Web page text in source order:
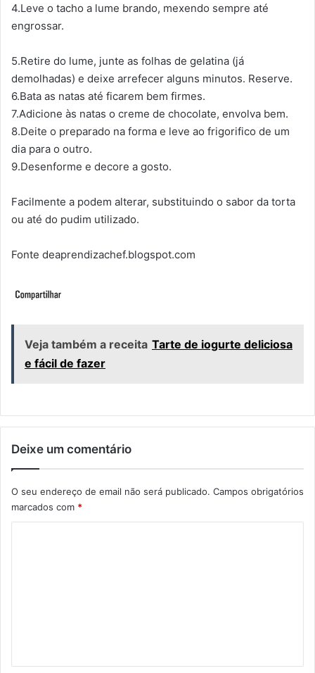
4.Leve o tacho a lume brando, mexendo sempre até
engrossar.
5.Retire do lume, junte as folhas de gelatina (já
demolhadas) e deixe arrefecer alguns minutos. Reserve.
6.Bata as natas até ficarem bem firmes.
7.Adicione às natas o creme de chocolate, envolva bem.
8.Deite o preparado na forma e leve ao frigorifico de um
dia para o outro.
9.Desenforme e decore a gosto.
Facilmente a podem alterar, substituindo o sabor da torta
ou até do pudim utilizado.
Fonte deaprendizachef.blogspot.com
Veja também a receita Tarte de iogurte deliciosa
e fácil de fazer
Deixe um comentário
O seu endereço de email não será publicado. Campos obrigatórios
marcados com *